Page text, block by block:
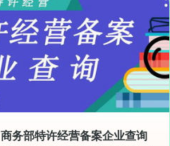
商务部特许经营备案企业查询